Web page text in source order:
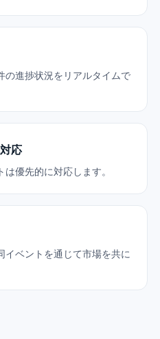
の進捗状況をリアルタイムで
応
優先的に対応します。
イベントを通じて市場を共に